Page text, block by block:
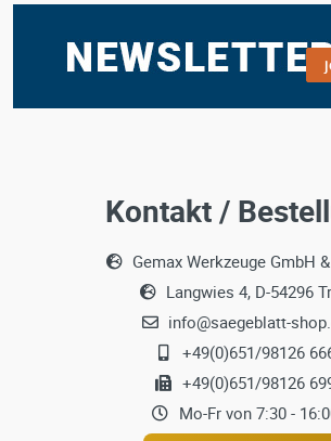
Kontakt /
Gemax Werkzeuge GmbH
Langwies 4, D-54296
info@saegeblatt-
+49(0)651/98126
+49(0)651/98126
Mo-Fr von 7:30 -